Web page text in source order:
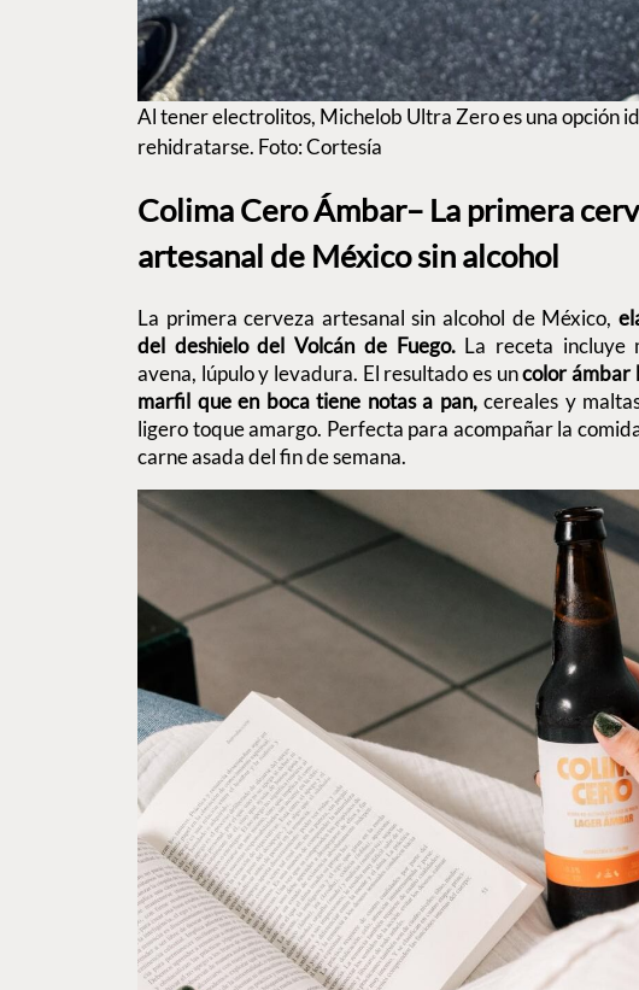
Al tener electrolitos, Michelob Ultra Zero es una opción
rehidratarse. Foto: Cortesía
Colima Cero Ámbar– La primera
artesanal de México sin alcohol
La primera cerveza artesanal sin alcohol de México,
del deshielo del Volcán de Fuego. La receta incluye
avena, lúpulo y levadura. El resultado es uncolor ámbar
marfil que en boca tiene notas a pan,cereales y
ligero toque amargo. Perfecta para acompañar la
carne asada del fin de semana.